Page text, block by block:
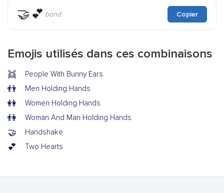
🤝💕 bond Copier
Emojis utilisés dans ces combinaisons
👯 People With Bunny Ears
👬 Men Holding Hands
👭 Women Holding Hands
👫 Woman And Man Holding Hands
🤝 Handshake
💕 Two Hearts